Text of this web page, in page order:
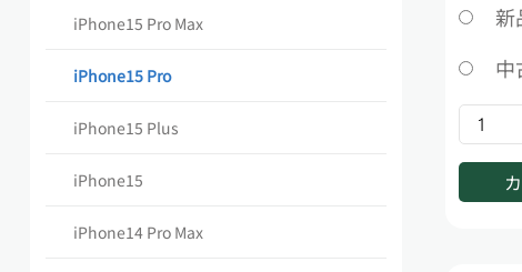
iPhone15 Pro Max
iPhone15 Pro
iPhone15 Plus
iPhone15
iPhone14 Pro Max
新
中